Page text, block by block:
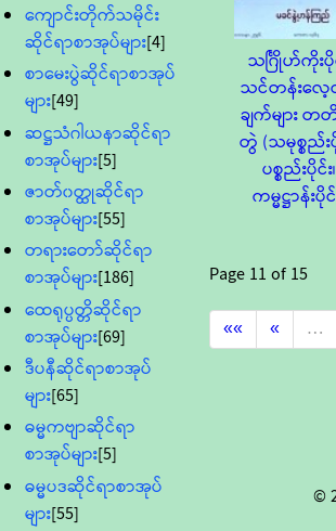
ကျောင်းတိုက်သမိုင်း
ဆိုင်ရာစာအုပ်များ[4]
စာမေးပွဲဆိုင်ရာစာအုပ်
များ[49]
ဆဋ္ဌသံဂါယနာဆိုင်ရာ
စာအုပ်များ[5]
ဇာတ်၀တ္ထုဆိုင်ရာ
စာအုပ်များ[55]
တရားတော်ဆိုင်ရာ
စာအုပ်များ[186]
ထေရုပ္ပတ္တိဆိုင်ရာ
စာအုပ်များ[69]
ဒီပနီဆိုင်ရာစာအုပ်
များ[65]
ဓမ္မကဗျာဆိုင်ရာ
စာအုပ်များ[5]
ဓမ္မပဒဆိုင်ရာစာအုပ်
များ[55]
သင်္ဂြိုဟ်ကိုးပို
သင်တန်းလ
ချက်များ
တွဲ (သမုစ္စည်းပို
ပစ္စည်းပိုင်း၊
ကမ္မဋ္ဌာန်းပို
Page11 of15
««
« …
©